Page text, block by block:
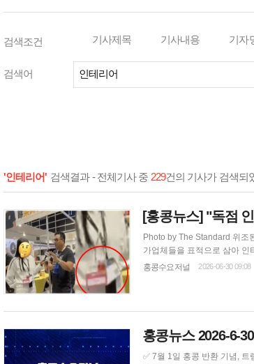
검색조건 기사제목 기사내용 기자
검색어
'인테리어' 검색결과 - 전체기사 중 229건의 기사가 검색되
[홍콩뉴스] "독점
Photo by The Standard 위조된 기자증과 전문 방송 장비, 그리고 완벽하게 짜인 인터뷰 대본으로 무장한 가짜 기자 일당이 홍콩 박람회 참
가업체들을 표적으로 삼아 인터
루언서이자 인테리어 시공업
홍콩수요저널 2026-06-30 09:08
홍콩뉴스 2026-6-
✅ 7월 1일 홍콩 반환 기념, 트램·페리 공짜에 MTR 경품까지 홍콩